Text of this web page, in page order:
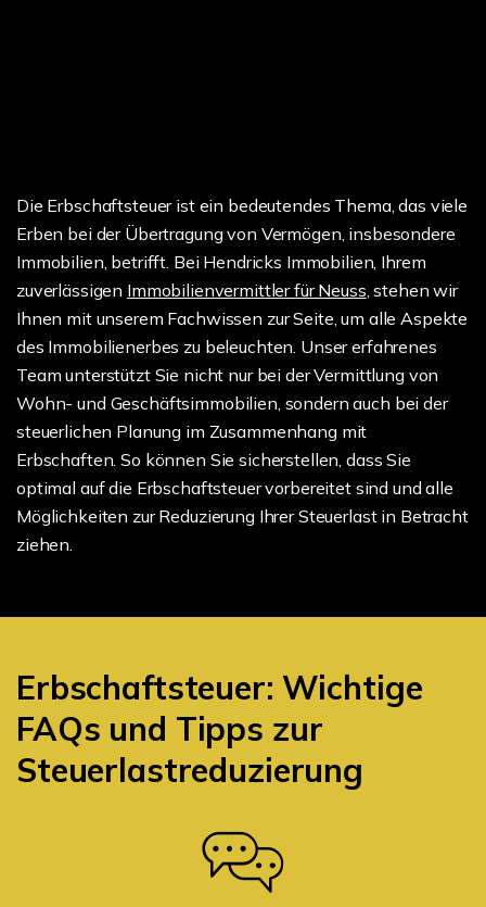
Die Erbschaftsteuer ist ein bedeutendes Thema, das viele
Erben bei der Übertragung von Vermögen, insbesondere
Immobilien, betrifft. Bei Hendricks Immobilien, Ihrem
zuverlässigen Immobilienvermittler für Neuss, stehen wir
Ihnen mit unserem Fachwissen zur Seite, um alle Aspekte
des Immobilienerbes zu beleuchten. Unser erfahrenes
Team unterstützt Sie nicht nur bei der Vermittlung von
Wohn- und Geschäftsimmobilien, sondern auch bei der
steuerlichen Planung im Zusammenhang mit
Erbschaften. So können Sie sicherstellen, dass Sie
optimal auf die Erbschaftsteuer vorbereitet sind und alle
Möglichkeiten zur Reduzierung Ihrer Steuerlast in Betracht
ziehen.
Erbschaftsteuer: Wichtige
FAQs und Tipps zur
Steuerlastreduzierung